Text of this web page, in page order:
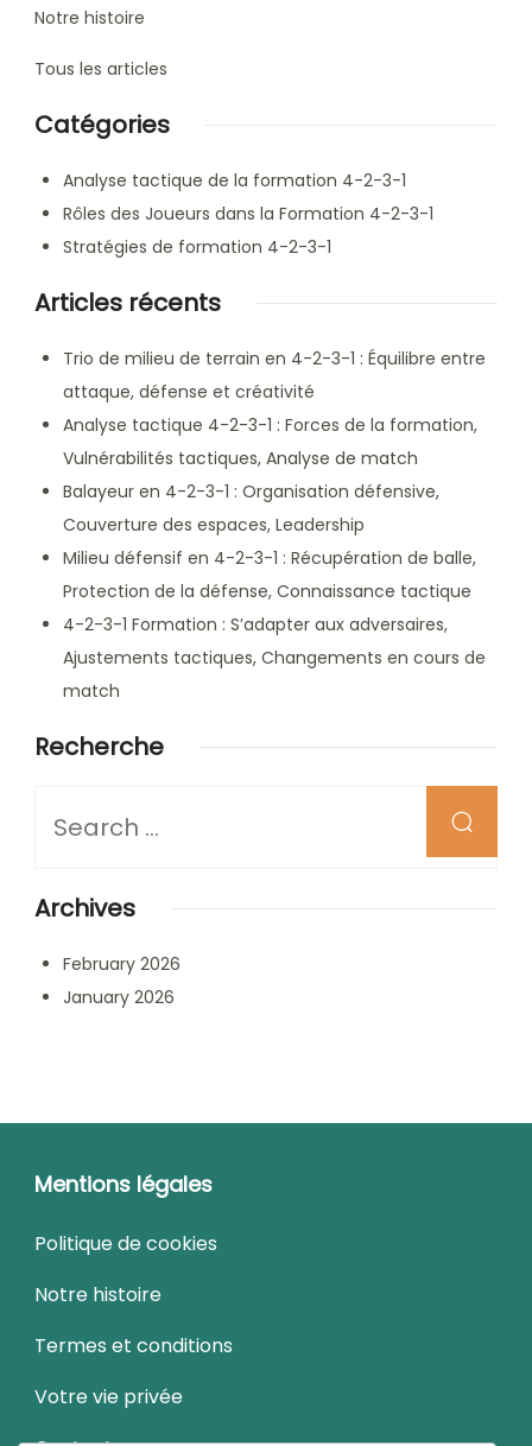
Notre histoire
Tous les articles
Catégories
Analyse tactique de la formation 4-2-3-1
Rôles des Joueurs dans la Formation 4-2-3-1
Stratégies de formation 4-2-3-1
Articles récents
Trio de milieu de terrain en 4-2-3-1 : Équilibre entre
attaque, défense et créativité
Analyse tactique 4-2-3-1 : Forces de la formation,
Vulnérabilités tactiques, Analyse de match
Balayeur en 4-2-3-1 : Organisation défensive,
Couverture des espaces, Leadership
Milieu défensif en 4-2-3-1 : Récupération de balle,
Protection de la défense, Connaissance tactique
4-2-3-1 Formation : S’adapter aux adversaires,
Ajustements tactiques, Changements en cours de
match
Recherche
for
Archives
February 2026
January 2026
Mentions légales
Politique de cookies
Notre histoire
Termes et conditions
Votre vie privée